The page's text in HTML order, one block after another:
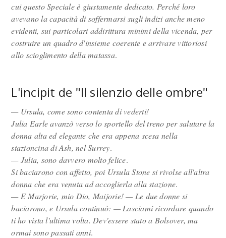
cui questo Speciale è giustamente dedicato. Perché loro
avevano la capacità di soffermarsi sugli indizi anche meno
evidenti, sui particolari addirittura minimi della vicenda, per
costruire un quadro d'insieme coerente e arrivare vittoriosi
allo scioglimento della matassa.
L'incipit de "Il silenzio delle ombre"
— Ursula, come sono contenta di vederti!
Julia Earle avanzò verso lo sportello del treno per salutare la
donna alta ed elegante che era appena scesa nella
stazioncina di Ash, nel Surrey.
— Julia, sono davvero molto felice.
Si baciarono con affetto, poi Ursula Stone si rivolse all'altra
donna che era venuta ad accoglierla alla stazione.
— E Marjorie, mio Dio, Maijorie! — Le due donne si
baciarono, e Ursula continuò: — Lasciami ricordare quando
ti ho vista l'ultima volta. Dev'essere stato a Bolsover, ma
ormai sono passati anni.